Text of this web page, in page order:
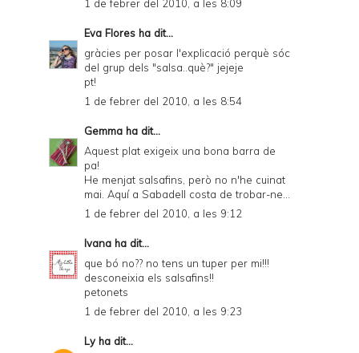
1 de febrer del 2010, a les 8:09
Eva Flores ha dit...
gràcies per posar l'explicació perquè sóc
del grup dels "salsa..què?" jejeje
pt!
1 de febrer del 2010, a les 8:54
Gemma ha dit...
Aquest plat exigeix una bona barra de
pa!
He menjat salsafins, però no n'he cuinat
mai. Aquí a Sabadell costa de trobar-ne...
1 de febrer del 2010, a les 9:12
Ivana ha dit...
que bó no?? no tens un tuper per mi!!!
desconeixia els salsafins!!
petonets
1 de febrer del 2010, a les 9:23
Lyha dit...